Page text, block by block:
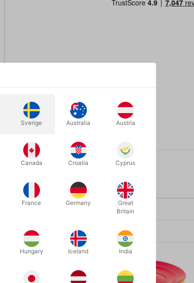
Sverige Australia Austria
Canada Croatia Cyprus
France Germany
Great
Britain
Hungary Iceland India